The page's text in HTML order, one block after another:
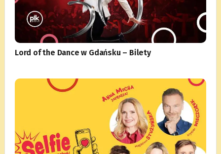
Lord of the Dance w Gdańsku – Bilety